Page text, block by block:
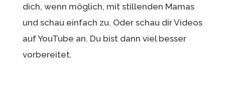
dich, wenn möglich, mit stillenden Mamas
und schau einfach zu. Oder schau dir Videos
auf YouTube an. Du bist dann viel besser
vorbereitet.